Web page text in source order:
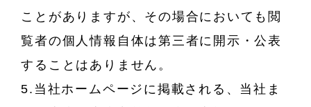
ことがありますが、その場合においても閲
覧者の個人情報自体は第三者に開示・公表
することはありません。
5.当社ホームページに掲載される、当社ま